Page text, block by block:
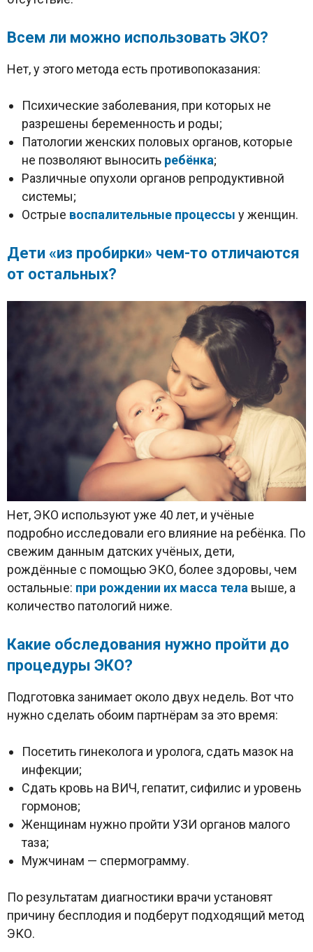
Всем ли можно использовать ЭКО?
Нет, у этого метода есть противопоказания:
Психические заболевания, при которых не
разрешены беременность и роды;
Патологии женских половых органов, которые
не позволяют выносить ребёнка;
Различные опухоли органов репродуктивной
системы;
Острые воспалительные процессы у женщин.
Дети «из пробирки» чем-то отличаются
от остальных?
Нет, ЭКО используют уже 40 лет, и учёные
подробно исследовали его влияние на ребёнка. По
свежим данным датских учёных, дети,
рождённые с помощью ЭКО, более здоровы, чем
остальные: при рождении их масса тела выше, а
количество патологий ниже.
Какие обследования нужно пройти до
процедуры ЭКО?
Подготовка занимает около двух недель. Вот что
нужно сделать обоим партнёрам за это время:
Посетить гинеколога и уролога, сдать мазок на
инфекции;
Сдать кровь на ВИЧ, гепатит, сифилис и уровень
гормонов;
Женщинам нужно пройти УЗИ органов малого
таза;
Мужчинам — спермограмму.
По результатам диагностики врачи установят
причину бесплодия и подберут подходящий метод
ЭКО.